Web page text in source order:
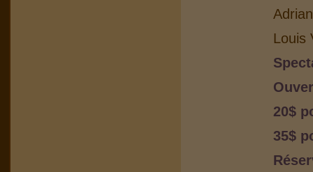
Louis
20$
35$